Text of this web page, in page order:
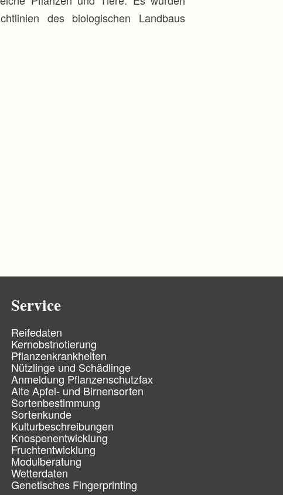
des biologischen Landbaus
Service
N
a
v
i
g
a
t
i
o
n
ü
b
e
r
s
p
Reifedaten
Kernobstnotierung
Pflanzenkrankheiten
Nützlinge und Schädlinge
Anmeldung Pflanzenschutzfax
Alte Apfel- und Birnensorten
Sortenbestimmung
Sortenkunde
Kulturbeschreibungen
Knospenentwicklung
Fruchtentwicklung
Modulberatung
Wetterdaten
Genetisches Fingerprinting